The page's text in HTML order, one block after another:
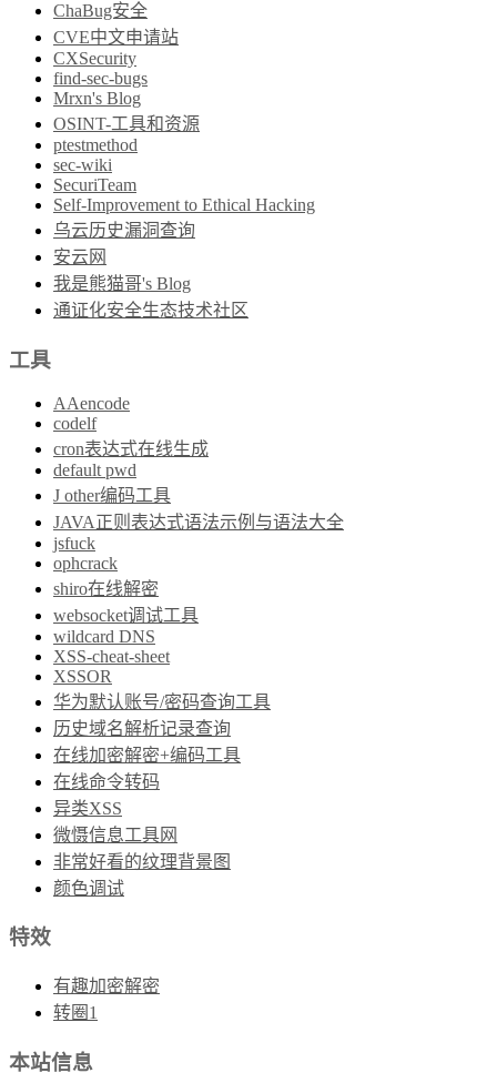
ChaBug安全
CVE中文申请站
CXSecurity
find-sec-bugs
Mrxn's Blog
OSINT-工具和资源
ptestmethod
sec-wiki
SecuriTeam
Self-Improvement to Ethical Hacking
乌云历史漏洞查询
安云网
我是熊猫哥's Blog
通证化安全生态技术社区
工具
AAencode
codelf
cron表达式在线生成
default pwd
J other编码工具
JAVA正则表达式语法示例与语法大全
jsfuck
ophcrack
shiro在线解密
websocket调试工具
wildcard DNS
XSS-cheat-sheet
XSSOR
华为默认账号/密码查询工具
历史域名解析记录查询
在线加密解密+编码工具
在线命令转码
异类XSS
微慑信息工具网
非常好看的纹理背景图
颜色调试
特效
有趣加密解密
转圈1
本站信息